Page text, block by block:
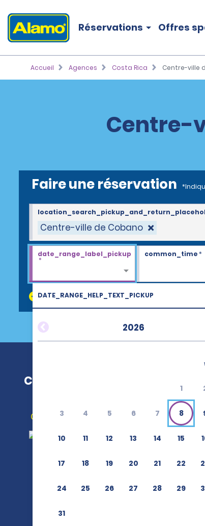
Réservations Offres
Accueil Agences Costa Rica Centre-ville
Centre-
Faire une réservation
Centre-ville de Cobano
DATE_RANGE_HELP_TEXT_PICKUP
2026
1
3 4 5 6 7 8
10 11 12 13 14 15
17 18 19 20 21 22
24 25 26 27 28 29
31
date_range_label_pickup
*
common_time*
discount_codes
Centre-ville de Cobano
Obtenir un itinéraire